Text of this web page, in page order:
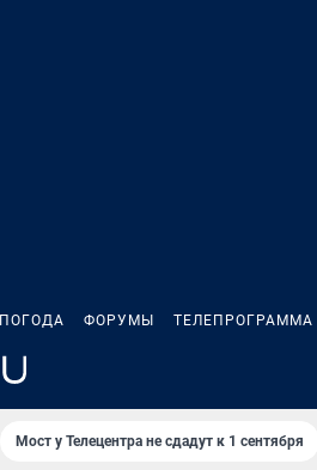
ПОГОДА ФОРУМЫ ТЕЛЕПРОГРАММА
Мост у Телецентра не сдадут к 1 сентября